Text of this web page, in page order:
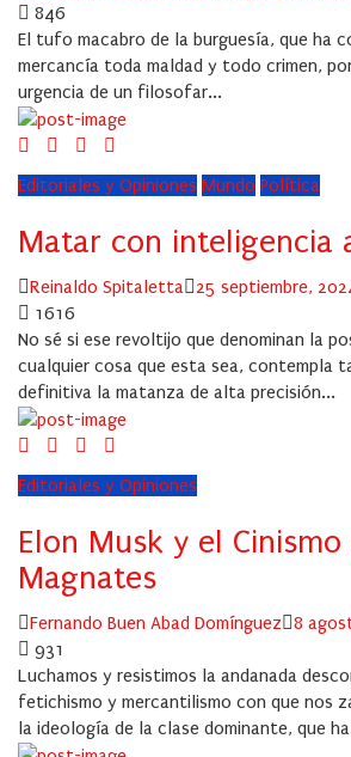
846
El tufo macabro de la burguesía, que ha
mercancía toda maldad y todo crimen,
urgencia de un filosofar...
Editoriales y Opiniones Mundo Política
Matar con inteligencia
Author
Reinaldo Spitaletta
Posted
25 septiembre,
1616
No sé si ese revoltijo que denominan la
cualquier cosa que esta sea, contempla
definitiva la matanza de alta precisión...
Editoriales y Opiniones
Elon Musk y el
Magnates
Author
Fernando Buen Abad Domínguez
Posted
8
931
Luchamos y resistimos la andanada
fetichismo y mercantilismo con que nos
la ideología de la clase dominante, que